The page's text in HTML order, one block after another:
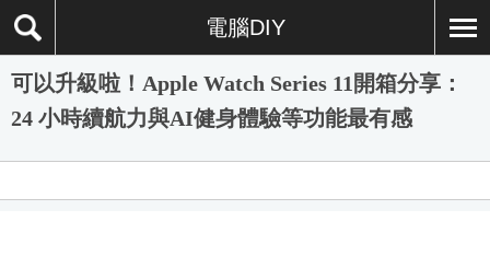
電腦DIY
可以升級啦！Apple Watch Series 11開箱分享：
24 小時續航力與AI健身體驗等功能最有感